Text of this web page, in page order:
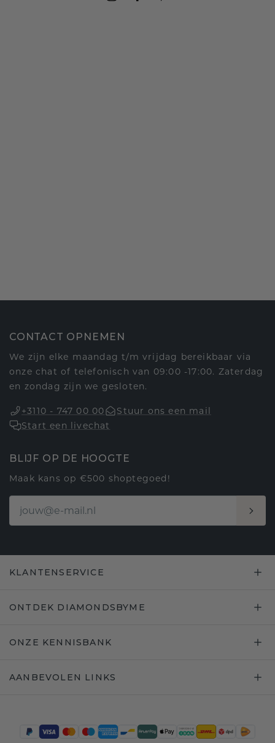
CONTACT OPNEMEN
We zijn elke maandag t/m vrijdag bereikbaar via
onze chat of telefonisch van 09:00 -17:00. Zaterdag
en zondag zijn we gesloten.
+3110 - 747 00 00
Stuur ons een mail
Start een livechat
BLIJF OP DE HOOGTE
Maak kans op €500 shoptegoed!
KLANTENSERVICE
ONTDEK DIAMONDSBYME
ONZE KENNISBANK
AANBEVOLEN LINKS